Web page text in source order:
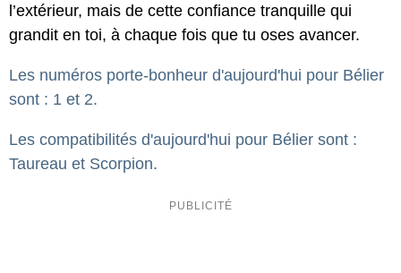
l’extérieur, mais de cette confiance tranquille qui
grandit en toi, à chaque fois que tu oses avancer.
Les numéros porte-bonheur d'aujourd'hui pour Bélier
sont : 1 et 2.
Les compatibilités d'aujourd'hui pour Bélier sont :
Taureau et Scorpion.